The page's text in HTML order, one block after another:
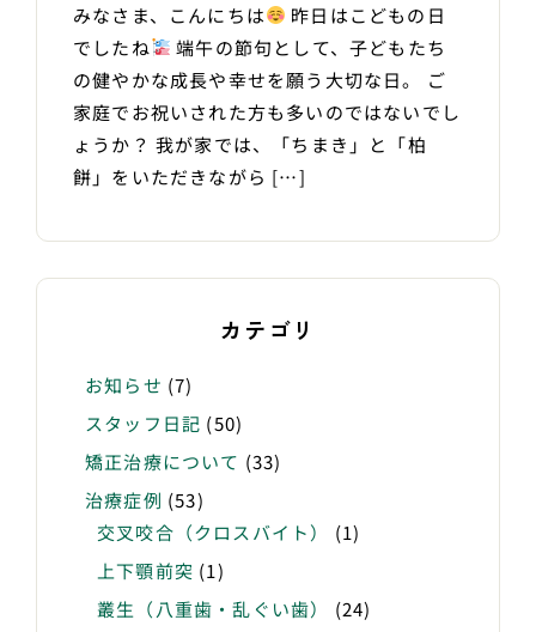
みなさま、こんにちは
昨日はこどもの日
でしたね
端午の節句として、子どもたち
の健やかな成長や幸せを願う大切な日。 ご
家庭でお祝いされた方も多いのではないでし
ょうか？ 我が家では、「ちまき」と「柏
餅」をいただきながら […]
カテゴリ
お知らせ (7)
スタッフ日記 (50)
矯正治療について (33)
治療症例 (53)
交叉咬合（クロスバイト）
(1)
上下顎前突 (1)
叢生（八重歯・乱ぐい歯）
(24)